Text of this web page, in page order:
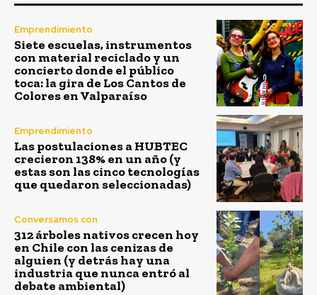
Emprendimiento
Siete escuelas, instrumentos
con material reciclado y un
concierto donde el público
toca: la gira de Los Cantos de
Colores en Valparaíso
Emprendimiento
Las postulaciones a HUBTEC
crecieron 138% en un año (y
estas son las cinco tecnologías
que quedaron seleccionadas)
Conversamos con
312 árboles nativos crecen hoy
en Chile con las cenizas de
alguien (y detrás hay una
industria que nunca entró al
debate ambiental)